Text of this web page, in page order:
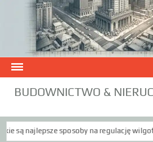
BUDOWNICTWO &
na regulację wilgotności w szklarni